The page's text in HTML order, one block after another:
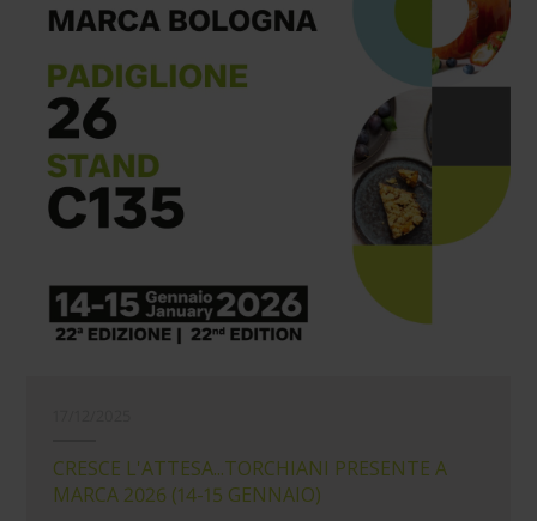
CRESCE L'ATTESA...TORCHIANI PRESENTE A
MARCA 2026 (14-15 GENNAIO)